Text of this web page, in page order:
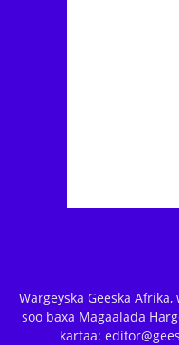
Wargeyska Geeska
soo baxa Magaalada
kartaa: